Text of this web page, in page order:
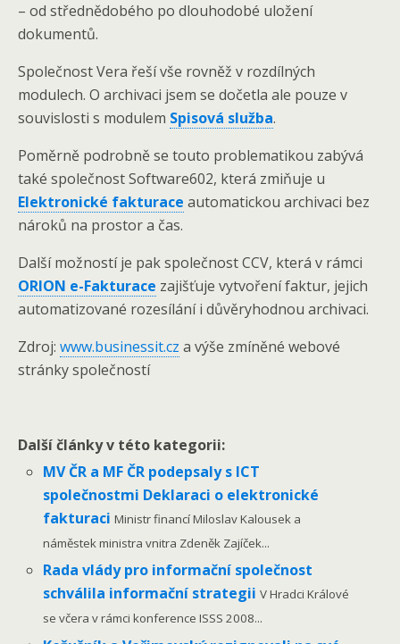
– od střednědobého po dlouhodobé uložení
dokumentů.
Společnost Vera řeší vše rovněž v rozdílných
modulech. O archivaci jsem se dočetla ale pouze v
souvislosti s modulem Spisová služba.
Poměrně podrobně se touto problematikou zabývá
také společnost Software602, která zmiňuje u
Elektronické fakturace automatickou archivaci bez
nároků na prostor a čas.
Další možností je pak společnost CCV, která v rámci
ORION e-Fakturace zajišťuje vytvoření faktur, jejich
automatizované rozesílání i důvěryhodnou archivaci.
Zdroj: www.businessit.cz a výše zmíněné webové
stránky společností
Další články v této kategorii:
MV ČR a MF ČR podepsaly s ICT
společnostmi Deklaraci o elektronické
fakturaciMinistr financí Miloslav Kalousek a
náměstek ministra vnitra Zdeněk Zajíček...
Rada vlády pro informační společnost
schválila informační strategiiV Hradci Králové
se včera v rámci konference ISSS 2008...